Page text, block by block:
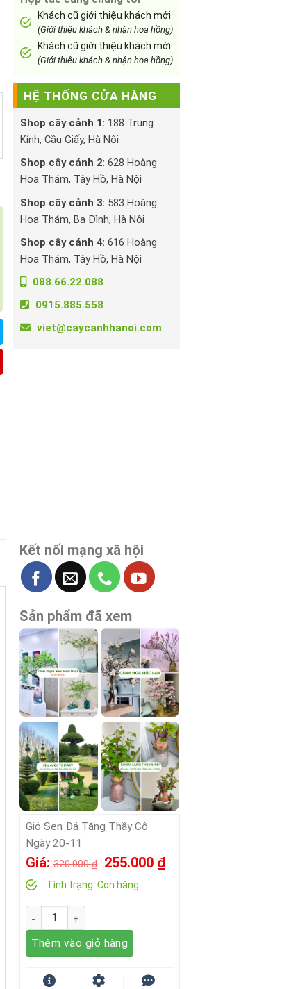
Khách cũ giới thiệu khách mới
(Giới thiệu khách & nhận hoa hồng)
Khách cũ giới thiệu khách mới
(Giới thiệu khách & nhận hoa hồng)
HỆ THỐNG CỬA HÀNG
Shop cây cảnh 1: 188 Trung
Kính, Cầu Giấy, Hà Nội
Shop cây cảnh 2: 628 Hoàng
Hoa Thám, Tây Hồ, Hà Nội
Shop cây cảnh 3: 583 Hoàng
Hoa Thám, Ba Đình, Hà Nội
Shop cây cảnh 4: 616 Hoàng
Hoa Thám, Tây Hồ, Hà Nội
088.66.22.088
0915.885.558
viet@caycanhhanoi.com
Kết nối mạng xã hội
Sản phẩm đã xem
Giỏ Sen Đá Tặng Thầy Cô
Ngày 20-11
Giá:320.000₫ Giá
gốc
320.000 ₫.
255.000 ₫Giá
Tình trạng: Còn hàng
Số lượng
Thêm vào giỏ hàng